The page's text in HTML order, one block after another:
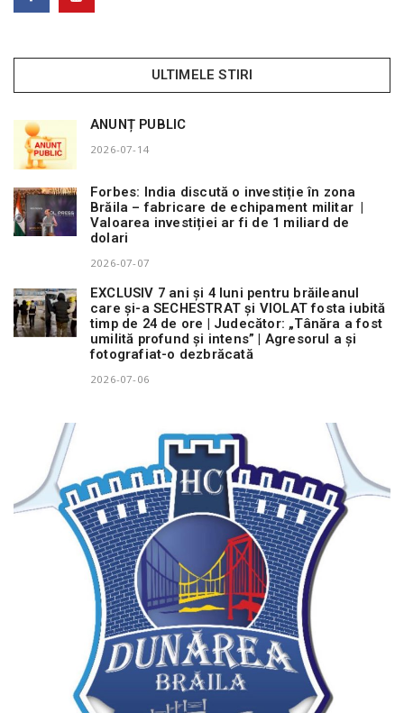
ULTIMELE STIRI
ANUNȚ PUBLIC
2026-07-14
Forbes: India discută o investiție în zona
Brăila – fabricare de echipament militar |
Valoarea investiției ar fi de 1 miliard de
dolari
2026-07-07
EXCLUSIV 7 ani și 4 luni pentru brăileanul
care și-a SECHESTRAT și VIOLAT fosta iubită
timp de 24 de ore | Judecător: „Tânăra a fost
umilită profund și intens” | Agresorul a și
fotografiat-o dezbrăcată
2026-07-06